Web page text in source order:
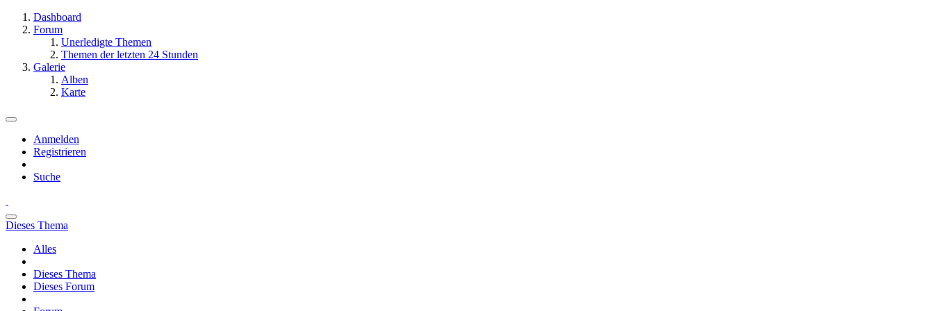
Dashboard
Forum
Unerledigte Themen
Themen der letzten 24 Stunden
Galerie
Alben
Karte
Anmelden
Registrieren
Suche
Dieses Thema
Alles
Dieses Thema
Dieses Forum